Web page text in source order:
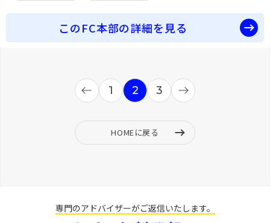
このFC本部の詳細を見る
prev 1 2 3 next
HOMEに戻る
専門のアドバイザーがご返信いたします。